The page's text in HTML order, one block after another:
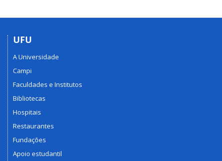
UFU
A Universidade
Campi
Faculdades e Institutos
Bibliotecas
Hospitais
Restaurantes
Fundações
Apoio estudantil